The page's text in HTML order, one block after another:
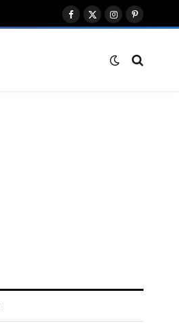
Facebook
X
InstagramPinterest